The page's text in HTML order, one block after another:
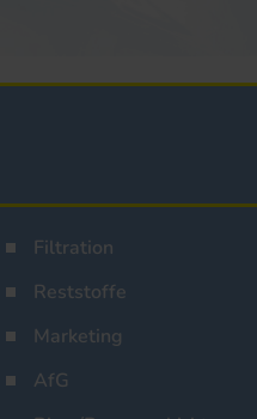
Filtration
Reststoffe
Marketing
AfG